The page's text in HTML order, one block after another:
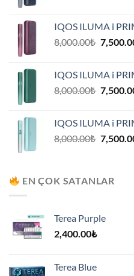
IQOS ILUMA i
8,000.00₺ Orijinal
IQOS ILUMA i
8,000.00₺ Orijinal
IQOS ILUMA i
8,000.00₺ Orijinal
EN ÇOK SATANLAR
Terea Purple
2,400.00₺
Terea Blue